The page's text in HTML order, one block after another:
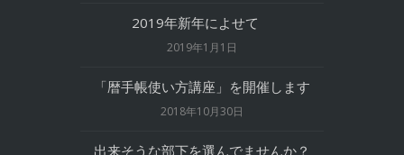
2019年新年によせて
2019年1月1日
「暦手帳使い方講座」を開催します
2018年10月30日
出来そうな部下を選んでませんか？